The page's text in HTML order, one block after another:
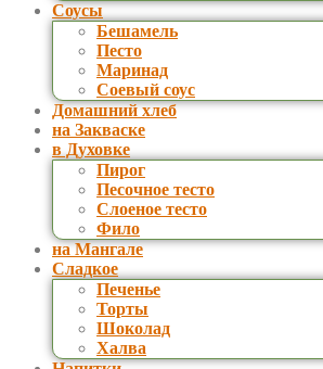
Соусы
Бешамель
Песто
Маринад
Соевый соус
Домашний хлеб
на Закваске
в Духовке
Пирог
Песочное тесто
Слоеное тесто
Фило
на Мангале
Сладкое
Печенье
Торты
Шоколад
Халва